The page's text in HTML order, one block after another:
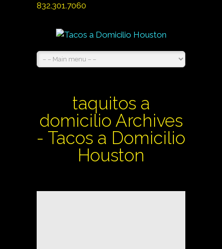
832.301.7060
taquitos a
domicilio Archives
- Tacos a Domicilio
Houston